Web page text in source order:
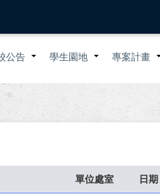
+
公告 +
學生園地 +
專案計畫
單位處室
日期